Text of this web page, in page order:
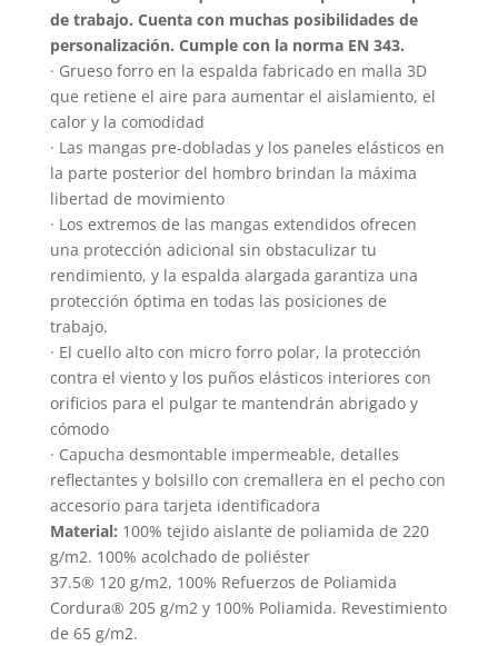
de trabajo. Cuenta con muchas posibilidades de
personalización. Cumple con la norma EN 343.
· Grueso forro en la espalda fabricado en malla 3D
que retiene el aire para aumentar el aislamiento, el
calor y la comodidad
· Las mangas pre-dobladas y los paneles elásticos en
la parte posterior del hombro brindan la máxima
libertad de movimiento
· Los extremos de las mangas extendidos ofrecen
una protección adicional sin obstaculizar tu
rendimiento, y la espalda alargada garantiza una
protección óptima en todas las posiciones de
trabajo.
· El cuello alto con micro forro polar, la protección
contra el viento y los puños elásticos interiores con
orificios para el pulgar te mantendrán abrigado y
cómodo
· Capucha desmontable impermeable, detalles
reflectantes y bolsillo con cremallera en el pecho con
accesorio para tarjeta identificadora
Material: 100% tejido aislante de poliamida de 220
g/m2. 100% acolchado de poliéster
37.5® 120 g/m2, 100% Refuerzos de Poliamida
Cordura® 205 g/m2 y 100% Poliamida. Revestimiento
de 65 g/m2.